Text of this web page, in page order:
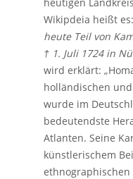
Wikipdeia heißt es:
heute Teil von
† 1. Juli 1724 in
wird erklärt:
holländischen
wurde im
bedeutendste
Atlanten. Seine
künstlerischem
ethnographischen